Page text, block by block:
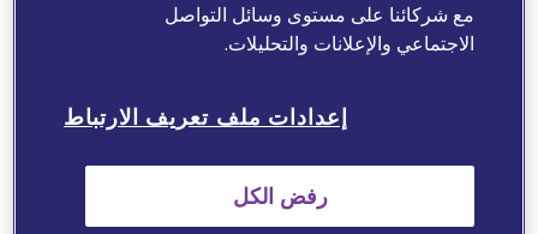
مع شركائنا على مستوى وسائل التواصل
الاجتماعي والإعلانات والتحليلات.
إعدادات ملف تعريف الارتباط
رفض الكل